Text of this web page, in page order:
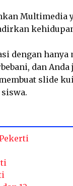
Multimedia
dengan
dan Anda
slide